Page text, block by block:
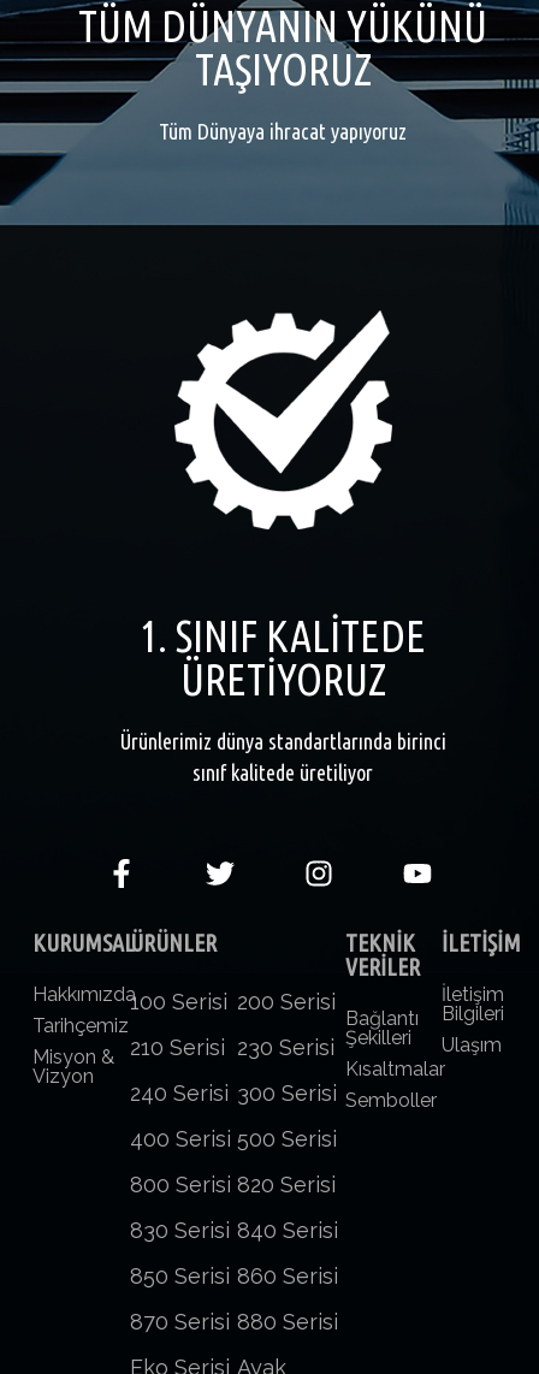
TÜM DÜNYANIN YÜKÜNÜ
TAŞIYORUZ
Tüm Dünyaya ihracat yapıyoruz
1. SINIF KALİTEDE
ÜRETİYORUZ
Ürünlerimiz dünya standartlarında birinci
sınıf kalitede üretiliyor
KURUMSAL
Hakkımızda
Tarihçemiz
Misyon &
Vizyon
ÜRÜNLER
100 Serisi 200 Serisi
210 Serisi 230 Serisi
240 Serisi 300 Serisi
400 Serisi 500 Serisi
800 Serisi 820 Serisi
830 Serisi 840 Serisi
850 Serisi 860 Serisi
870 Serisi 880 Serisi
Eko Serisi Ayak
TEKNİK
VERİLER
Bağlantı
Şekilleri
Kısaltmalar
Semboller
İLETİŞİM
İletişim
Bilgileri
Ulaşım